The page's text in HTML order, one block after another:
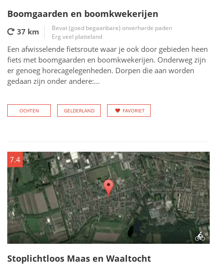
Boomgaarden en boomkwekerijen
37 km
Bevat (goed begaanbare) onverharde paden
Erg veel platteland
Een afwisselende fietsroute waar je ook door gebieden heen
fiets met boomgaarden en boomkwekerijen. Onderweg zijn
er genoeg horecagelegenheden. Dorpen die aan worden
gedaan zijn onder andere:...
OCHTEN GELDERLAND FAVORIET
7.4
Stoplichtloos Maas en Waaltocht